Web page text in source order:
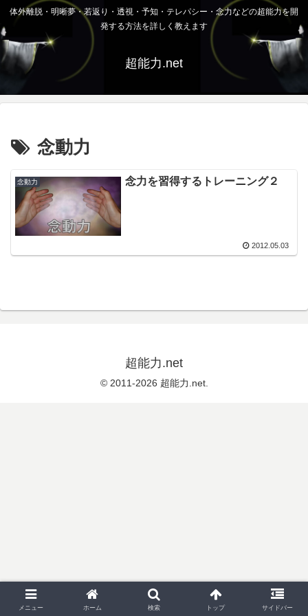
体外離脱・明晰夢・若返り・透視・予知・テレパシー・念力などの超能力を開
発する方法を詳しく教えます
超能力.net
念動力
念動力 念力を習得するトレーニング２
2012.05.03
超能力.net
© 2011-2026 超能力.net.
メニュー ホーム 検索 トップ サイドバー